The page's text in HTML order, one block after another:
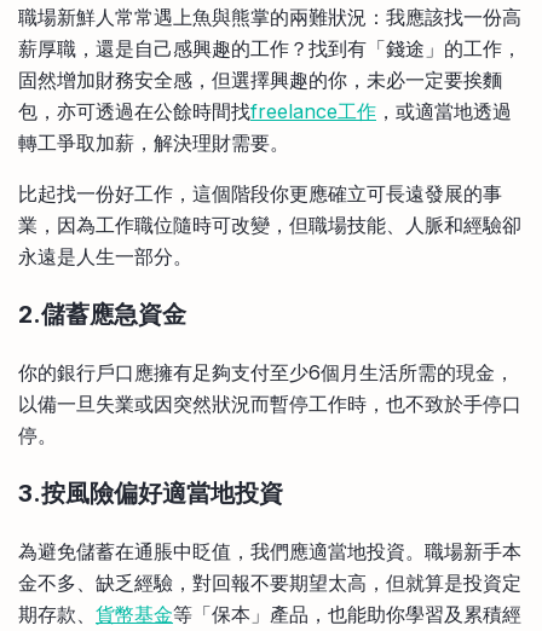
職場新鮮人常常遇上魚與熊掌的兩難狀況：我應該找一份高
薪厚職，還是自己感興趣的工作？找到有「錢途」的工作，
固然增加財務安全感，但選擇興趣的你，未必一定要挨麵
包，亦可透過在公餘時間找freelance工作 ，或適當地透過
轉工爭取加薪，解決理財需要。
比起找一份好工作，這個階段你更應確立可長遠發展的事
業，因為工作職位隨時可改變，但職場技能、人脈和經驗卻
永遠是人生一部分。
2.儲蓄應急資金
你的銀行戶口應擁有足夠支付至少6個月生活所需的現金，
以備一旦失業或因突然狀況而暫停工作時，也不致於手停口
停。
3.按風險偏好適當地投資
為避免儲蓄在通脹中眨值，我們應適當地投資。職場新手本
金不多、缺乏經驗，對回報不要期望太高，但就算是投資定
期存款、 貨幣基金等「保本」產品，也能助你學習及累積經